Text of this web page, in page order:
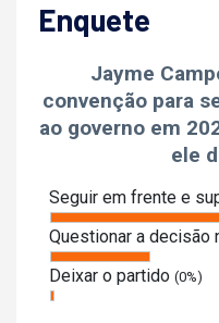
Enquete
Jayme
convenção para
ao governo em
ele
Seguir em frente e
Questionar a decisão
Deixar o partido (0%)